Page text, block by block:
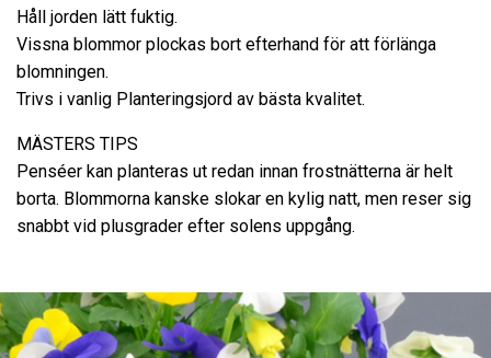
Håll jorden lätt fuktig.
Vissna blommor plockas bort efterhand för att förlänga
blomningen.
Trivs i vanlig Planteringsjord av bästa kvalitet.
MÄSTERS TIPS
Penséer kan planteras ut redan innan frostnätterna är helt
borta. Blommorna kanske slokar en kylig natt, men reser sig
snabbt vid plusgrader efter solens uppgång.